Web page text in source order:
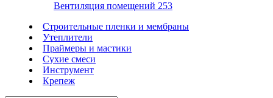
Вентиляция помещений 253
Строительные пленки и мембраны
Утеплители
Праймеры и мастики
Сухие смеси
Инструмент
Крепеж